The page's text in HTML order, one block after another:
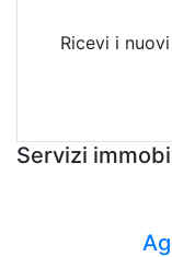
Ricevi i
Servizi